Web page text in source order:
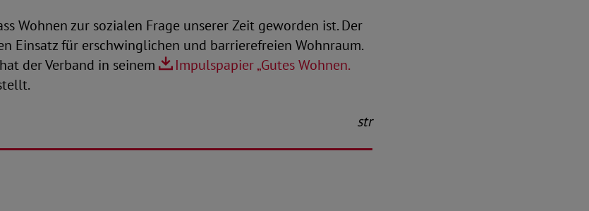
Wohnen zur sozialen Frage unserer Zeit geworden ist. Der
Einsatz für erschwinglichen und barrierefreien Wohnraum.
der Verband in seinem
Impulspapier „Gutes Wohnen.
str